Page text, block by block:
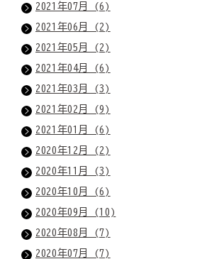
2021年07月 (6)
2021年06月 (2)
2021年05月 (2)
2021年04月 (6)
2021年03月 (3)
2021年02月 (9)
2021年01月 (6)
2020年12月 (2)
2020年11月 (3)
2020年10月 (6)
2020年09月 (10)
2020年08月 (7)
2020年07月 (7)